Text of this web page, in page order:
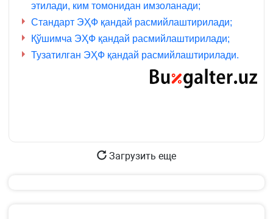
этилади, ким томонидан имзоланади;
Стандарт ЭҲФ қандай расмийлаштирилади;
Қўшимча ЭҲФ қандай расмийлаштирилади;
Тузатилган ЭҲФ қандай расмийлаштирилади.
Загрузить еще